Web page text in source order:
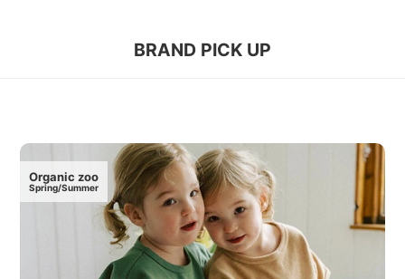
BRAND PICK UP
Organic zoo
Spring/Summer